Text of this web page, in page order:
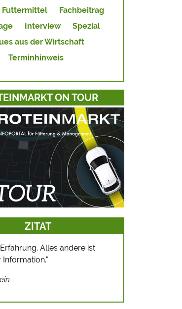
Futtermittel
Fachbeitrag
Interview
Spezial
aus der Wirtschaft
Terminhinweis
ON TOUR
ZITAT
Alles andere ist
Information."